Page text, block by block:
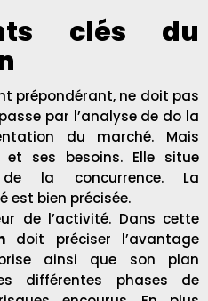
clés du
prépondérant, ne doit pas
par l’analyse de do la
du marché. Mais
ses besoins. Elle situe
la concurrence. La
est bien précisée.
de l’activité. Dans cette
doit préciser l’avantage
ainsi que son plan
différentes phases de